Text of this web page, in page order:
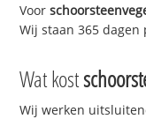
Voor
Wij staan 365
Wat kost
Wij werken